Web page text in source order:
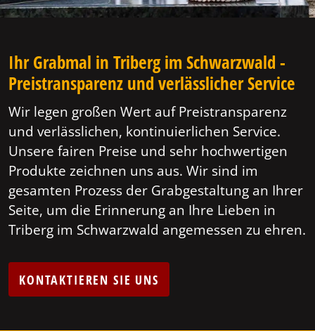
Ihr Grabmal in Triberg im Schwarzwald -
Preistransparenz und verlässlicher Service
Wir legen großen Wert auf Preistransparenz
und verlässlichen, kontinuierlichen Service.
Unsere fairen Preise und sehr hochwertigen
Produkte zeichnen uns aus. Wir sind im
gesamten Prozess der Grabgestaltung an Ihrer
Seite, um die Erinnerung an Ihre Lieben in
Triberg im Schwarzwald angemessen zu ehren.
KONTAKTIEREN SIE UNS